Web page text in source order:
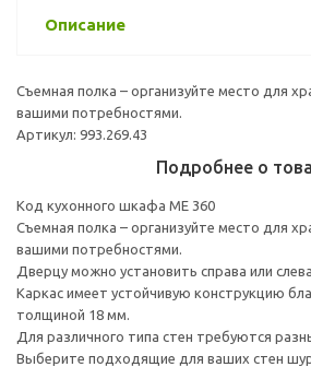
Описание
Съемная полка – организуйте место для
вашими потребностями.
Артикул: 993.269.43
Подробнее о
Код кухонного шкафа ME 360
Съемная полка – организуйте место для
вашими потребностями.
Дверцу можно установить справа или слева.
Каркас имеет устойчивую конструкцию
толщиной 18 мм.
Для различного типа стен требуются
Выберите подходящие для ваших стен